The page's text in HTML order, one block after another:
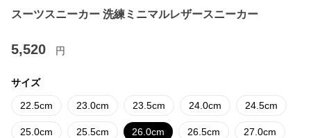
スーツスニーカー 洗練ミニマルレザースニーカー
5,520 円
サイズ
22.5cm 23.0cm 23.5cm 24.0cm 24.5cm
25.0cm 25.5cm 26.0cm 26.5cm 27.0cm